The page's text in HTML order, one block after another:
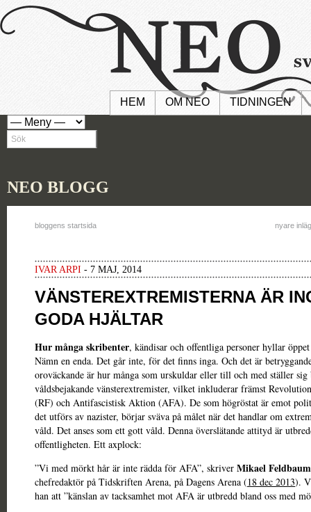
HEM OM NEO TIDNINGEN
NEO BLOGG
bloggens startsida nyare
IVAR ARPI - 7 MAJ, 2014
VÄNSTEREXTREMISTERNA ÄR
GODA HJÄLTAR
Hur många skribenter, kändisar och offentliga personer hyllar öppet
Nämn en enda. Det går inte, för det finns inga. Och det är
oroväckande är hur många som urskuldar eller till och med ställer sig
våldsbejakande vänsterextremister, vilket inkluderar främst
(RF) och Antifascistisk Aktion (AFA). De som högröstat är emot
det utförs av nazister, börjar sväva på målet när det handlar om
våld. Det anses som ett gott våld. Denna överslätande attityd är
offentligheten. Ett axplock:
”Vi med mörkt hår är inte rädda för AFA”, skriver Mikael Feldbaum
chefredaktör på Tidskriften Arena, på Dagens Arena (18 dec 2013).
han att ”känslan av tacksamhet mot AFA är utbredd bland oss med